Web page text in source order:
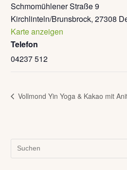
Schmomühlener Straße 9
Kirchlinteln/Brunsbrock, 27308
Karte anzeigen
Telefon
04237 512
Vollmond Yin Yoga & Kakao mit